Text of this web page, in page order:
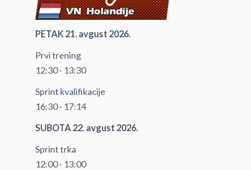
PETAK 21. avgust 2026.
Prvi trening
12:30 - 13:30
Sprint kvalifikacije
16:30 - 17:14
SUBOTA 22. avgust 2026.
Sprint trka
12:00 - 13:00